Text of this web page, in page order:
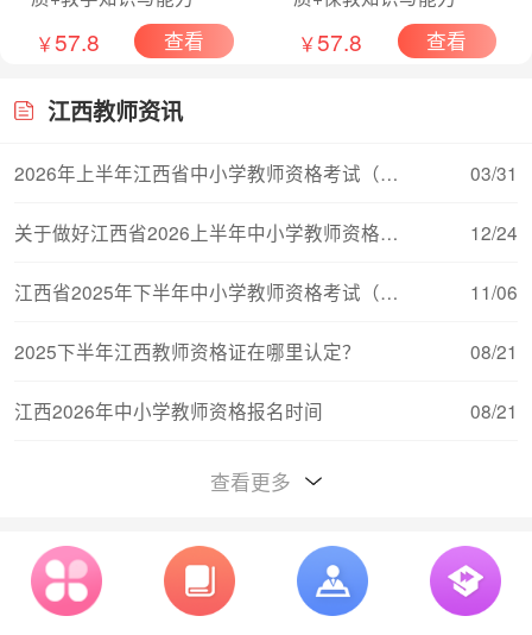
￥57.8 查看
￥57.8 查看
江西教师资讯
2026年上半年江西省中小学教师资格考试（面试） 03/31
关于做好江西省2026上半年中小学教师资格考试（ 12/24
江西省2025年下半年中小学教师资格考试（笔试） 11/06
2025下半年江西教师资格证在哪里认定？ 08/21
江西2026年中小学教师资格报名时间 08/21
江西教师资格证对普通话的要求
08/11
查看更多